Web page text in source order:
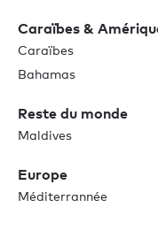
Caraïbes &
Caraïbes
Bahamas
Reste du monde
Maldives
Europe
Méditerrannée